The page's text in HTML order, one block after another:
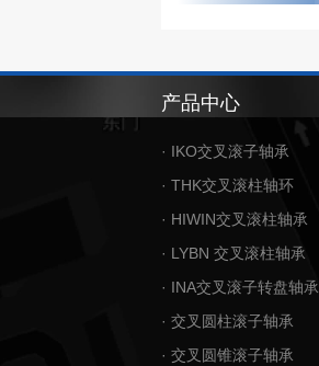
产品中心
· IKO交叉滚子轴承
· THK交叉滚柱轴环
· HIWIN交叉滚柱轴承
· LYBN 交叉滚柱轴承
· INA交叉滚子转盘轴承
· 交叉圆柱滚子轴承
· 交叉圆锥滚子轴承